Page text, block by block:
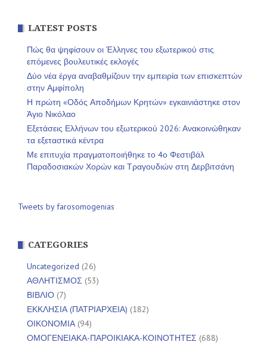
LATEST POSTS
Πώς θα ψηφίσουν οι Έλληνες του εξωτερικού στις
επόμενες βουλευτικές εκλογές
Δύο νέα έργα αναβαθμίζουν την εμπειρία των επισκεπτών
στην Αμφίπολη
Η πρώτη «Οδός Αποδήμων Κρητών» εγκαινιάστηκε στον
Άγιο Νικόλαο
Εξετάσεις Ελλήνων του εξωτερικού 2026: Ανακοινώθηκαν
τα εξεταστικά κέντρα
Με επιτυχία πραγματοποιήθηκε το 4ο Φεστιβάλ
Παραδοσιακών Χορών και Τραγουδιών στη Δερβιτσάνη
Tweets by farosomogenias
CATEGORIES
Uncategorized (26)
ΑΘΛΗΤΙΣΜΟΣ (53)
ΒΙΒΛΙΟ (7)
ΕΚΚΛΗΣΙΑ (ΠΑΤΡΙΑΡΧΕΙΑ) (182)
ΟΙΚΟΝΟΜΙΑ(94)
ΟΜΟΓΕΝΕΙΑΚΑ-ΠΑΡΟΙΚΙΑΚΑ-ΚΟΙΝΟΤΗΤΕΣ (688)